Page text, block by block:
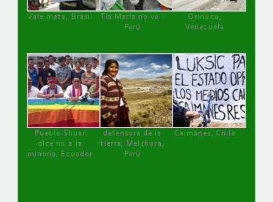
Vale mata, Brasil
Tía María no va !
Perú
Orinoco,
Venezuela
Pueblo Shuar
dice no a la
minería, Ecuador
defensora de la
tierra, Melchora,
Perú
Caimanes, Chile